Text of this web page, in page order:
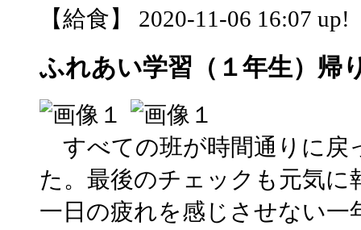
【給食】 2020-11-06 16:07 up!
ふれあい学習（１年生）帰
すべての班が時間通りに戻
た。最後のチェックも元気
一日の疲れを感じさせない一